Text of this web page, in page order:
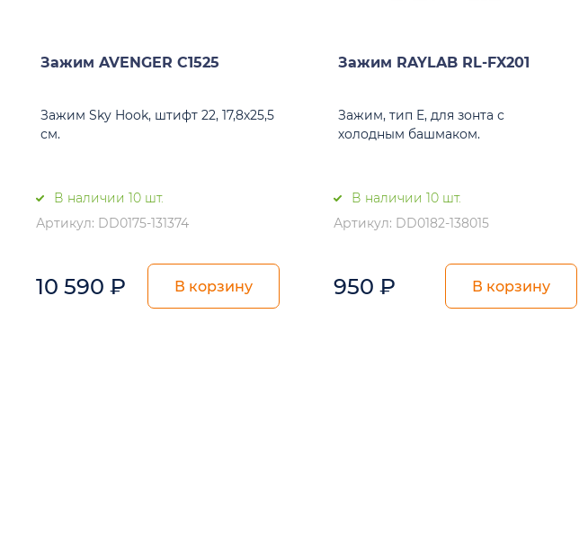
Зажим AVENGER C1525
Зажим Sky Hook, штифт 22, 17,8х25,5
см.
В наличии 10 шт.
Артикул: DD0175-131374
10 590 ₽ В корзину
Зажим RAYLAB RL-FX201
Зажим, тип E, для зонта с
холодным башмаком.
В наличии 10 шт.
Артикул: DD0182-138015
950 ₽ В корзину